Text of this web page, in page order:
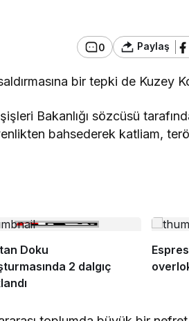
0 Paylaş
bir tepki de Kuzey
Bakanlığı sözcüsü
bahsederek katliam,
Doku
2 dalgıç